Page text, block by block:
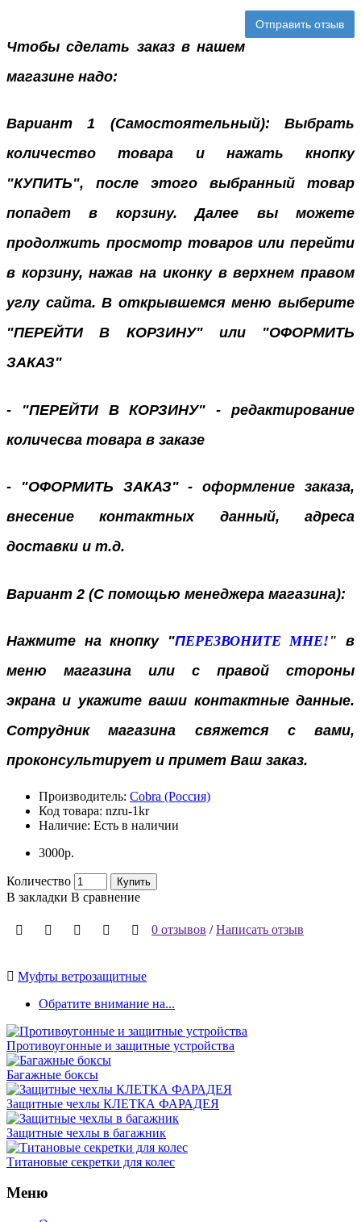
Отправить отзыв
Чтобы сделать заказ в нашем
магазине надо:
Вариант 1 (Самостоятельный): Выбрать
количество товара и нажать кнопку
"КУПИТЬ", после этого выбранный товар
попадет в корзину. Далее вы можете
продолжить просмотр товаров или перейти
в корзину, нажав на иконку в верхнем правом
углу сайта. В открывшемся меню выберите
"ПЕРЕЙТИ В КОРЗИНУ" или "ОФОРМИТЬ
ЗАКАЗ"
- "ПЕРЕЙТИ В КОРЗИНУ" - редактирование
количесва товара в заказе
- "ОФОРМИТЬ ЗАКАЗ" - оформление заказа,
внесение контактных данный, адреса
доставки и т.д.
Вариант 2 (С помощью менеджера магазина):
Нажмите на кнопку "ПЕРЕЗВОНИТЕ МНЕ! "
в
меню магазина или с правой стороны
экранаи укажите ваши контактные данные.
Сотрудник магазина свяжется с вами,
проконсультирует и примет Ваш заказ.
Производитель: Cobra (Россия)
Код товара: nzru-1kr
Наличие: Есть в наличии
3000р.
Количество Купить
В закладки В сравнение
0 отзывов /Написать отзыв
Муфты ветрозащитные
Обратите внимание на...
Противоугонные и защитные устройства
Багажные боксы
Защитные чехлы КЛЕТКА ФАРАДЕЯ
Защитные чехлы в багажник
Титановые секретки для колес
Меню